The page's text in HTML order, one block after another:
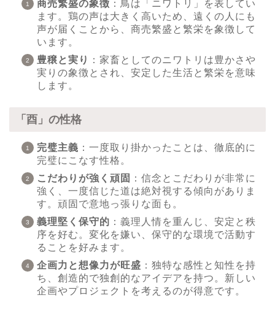
商売繁盛の象徴 ：鳥は「ニワトリ」を表してい
ます。鶏の声は大きく高いため、遠くの人にも
声が届くことから、商売繁盛と繁栄を象徴して
います。
豊穣と実り
：家畜としてのニワトリは豊かさや
実りの象徴とされ、安定した生活と繁栄を意味
します。
「酉」の性格
完璧主義 ：一度取り掛かったことは、徹底的に
完璧にこなす性格。
こだわりが強く頑固
：信念とこだわりが非常に
強く、一度信じた道は絶対視する傾向がありま
す。頑固で意地っ張りな面も。
義理堅く保守的 ：義理人情を重んじ、安定と秩
序を好む。変化を嫌い、保守的な環境で活動す
ることを好みます。
企画力と想像力が旺盛 ：独特な感性と知性を持
ち、創造的で独創的なアイデアを持つ。新しい
企画やプロジェクトを考えるのが得意です。